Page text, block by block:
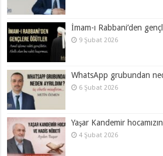
İmam-ı Rabbani’den
9 Şubat 2026
WhatsApp grubundan
6 Şubat 2026
Yaşar Kandemir
4 Şubat 2026